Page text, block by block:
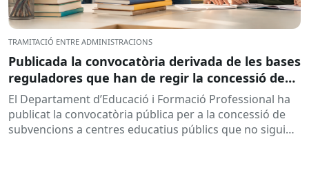
TRAMITACIÓ ENTRE ADMINISTRACIONS
Publicada la convocatòria derivada de les bases
reguladores que han de regir la concessió de
subvencions a centres educatius, per al
desenvolupament de programes de formació i
inserció, durant el curs 2026-2027
El Departament d’Educació i Formació Professional ha
publicat la convocatòria pública per a la concessió de
subvencions a centres educatius públics que no siguin